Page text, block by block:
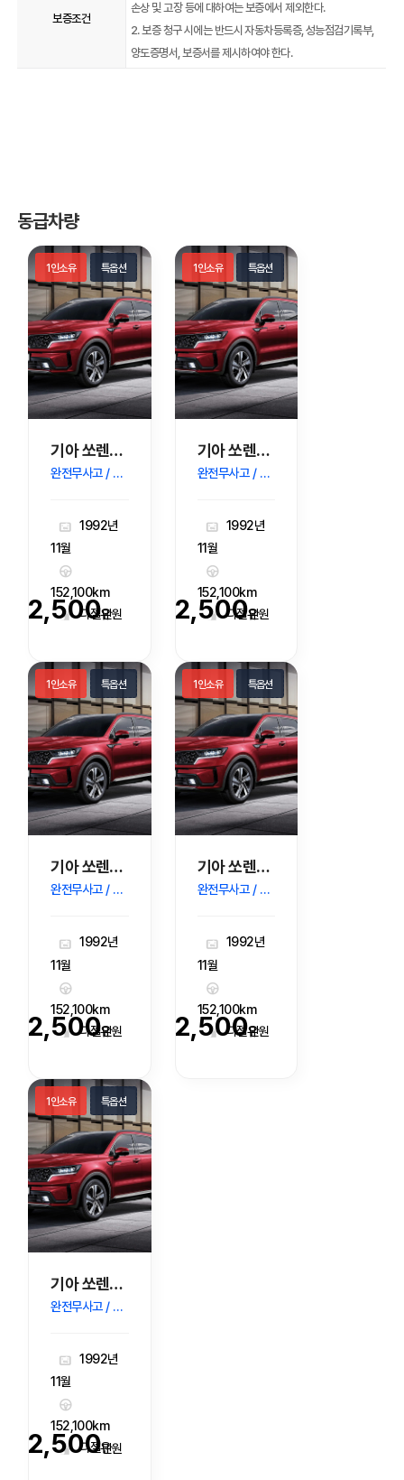
보증조건
손상 및 고장 등에 대하여는 보증에서 제외한다.
2. 보증 청구 시에는 반드시 자동차등록증, 성능점검기록부,
양도증명서, 보증서를 제시하여야 한다.
동급차량
1인소유 특옵션
기아 쏘렌토R 디젤 2.2 2WD TLX 고급형
완전무사고 / 버튼 / 네비게이션
1992년
11월
152,100km
디젤유
2,500만원
1인소유 특옵션
기아 쏘렌토R 디젤 2.2 2WD TLX 고급형
완전무사고 / 버튼 / 네비게이션
1992년
11월
152,100km
디젤유
2,500만원
1인소유 특옵션
기아 쏘렌토R 디젤 2.2 2WD TLX 고급형
완전무사고 / 버튼 / 네비게이션
1992년
11월
152,100km
디젤유
2,500만원
1인소유 특옵션
기아 쏘렌토R 디젤 2.2 2WD TLX 고급형
완전무사고 / 버튼 / 네비게이션
1992년
11월
152,100km
디젤유
2,500만원
1인소유 특옵션
기아 쏘렌토R 디젤 2.2 2WD TLX 고급형
완전무사고 / 버튼 / 네비게이션
1992년
11월
152,100km
디젤유
2,500만원